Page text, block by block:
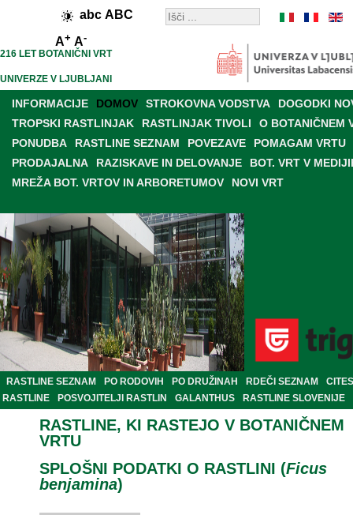
abc ABC
A+ A-
216 LET BOTANIČNI VRT
UNIVERZE V LJUBLJANI
INFORMACIJE DOMOV STROKOVNA VODSTVA
DOGODKI
TROPSKI RASTLINJAK
RASTLINJAK TIVOLI
O BOTANIČNEM
PONUDBA
RASTLINE SEZNAM POVEZAVE
POMAGAM VRTU
PRODAJALNA
RAZISKAVE IN DELOVANJE
BOT. VRT V
MREŽA BOT. VRTOV IN ARBORETUMOV
NOVI VRT
RASTLINE SEZNAM PO RODOVIH PO DRUŽINAH RDEČI SEZNAM
CITES
RASTLINE
POSVOJITELJI RASTLIN GALANTHUS RASTLINE SLOVENIJE
RASTLINE, KI RASTEJO V BOTANIČNEM
VRTU
SPLOŠNI PODATKI O RASTLINI (Ficus
benjamina)